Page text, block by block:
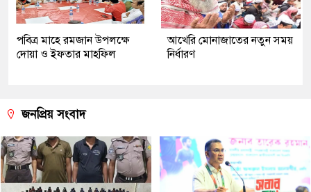
পবিত্র মাহে রমজান উপলক্ষে
দোয়া ও ইফতার মাহফিল
আখেরি মোনাজাতের নতুন সময়
নির্ধারণ
জনপ্রিয় সংবাদ